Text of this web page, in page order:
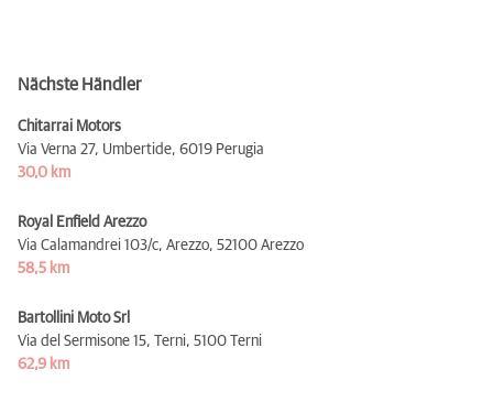
Nächste Händler
Chitarrai Motors
Via Verna 27, Umbertide, 6019 Perugia
30,0 km
Royal Enfield Arezzo
Via Calamandrei 103/c, Arezzo, 52100 Arezzo
58,5 km
Bartollini Moto Srl
Via del Sermisone 15, Terni, 5100 Terni
62,9 km